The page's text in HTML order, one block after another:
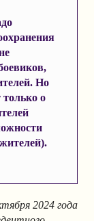
Но
о
2024 года